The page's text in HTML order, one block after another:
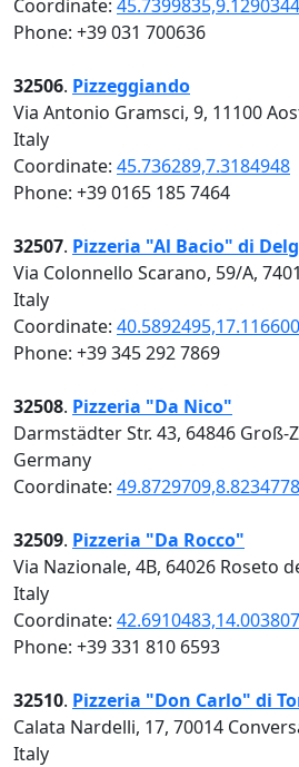
Coordinate: 45.7399835,9.1290344
Phone: +39 031 700636
32506. Pizzeggiando
Via Antonio Gramsci, 9, 11100
Italy
Coordinate: 45.736289,7.3184948
Phone: +39 0165 185 7464
32507. Pizzeria "Al Bacio" di
Via Colonnello Scarano, 59/A,
Italy
Coordinate:
Phone: +39 345 292 7869
32508. Pizzeria "Da Nico"
Darmstädter Str. 43, 64846 Groß-
Germany
Coordinate: 49.8729709,8.8234778
32509. Pizzeria "Da Rocco"
Via Nazionale, 4B, 64026 Roseto
Italy
Coordinate: 42.6910483,14.003807
Phone: +39 331 810 6593
32510. Pizzeria "Don Carlo" di
Calata Nardelli, 17, 70014
Italy